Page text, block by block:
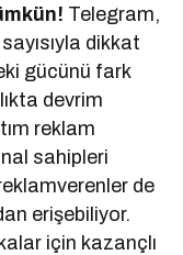
Telegram,
dikkat
gücünü fark
devrim
reklam
sahipleri
de
erişebiliyor.
için kazançlı